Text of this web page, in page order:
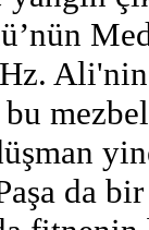
da